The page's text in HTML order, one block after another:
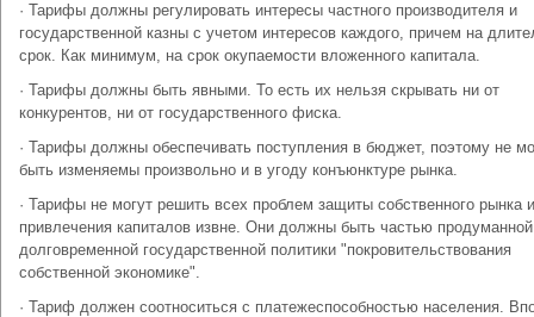
· Тарифы должны регулировать интересы частного производителя и
государственной казны с учетом интересов каждого, причем на
срок. Как минимум, на срок окупаемости вложенного капитала.
· Тарифы должны быть явными. То есть их нельзя скрывать ни от
конкурентов, ни от государственного фиска.
· Тарифы должны обеспечивать поступления в бюджет, поэтому не
быть изменяемы произвольно и в угоду конъюнктуре рынка.
· Тарифы не могут решить всех проблем защиты собственного рынка и
привлечения капиталов извне. Они должны быть частью
долговременной государственной политики "покровительствования
собственной экономике".
· Тариф должен соотноситься с платежеспособностью населения.